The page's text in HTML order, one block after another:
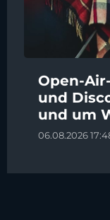
Open-
und
und um
06.08.2026